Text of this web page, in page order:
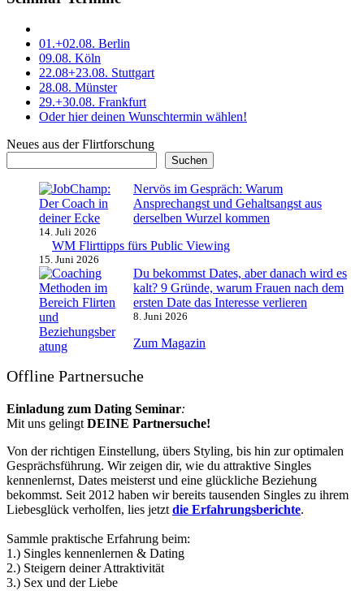
01.+02.08. Berlin
09.08. Köln
22.08+23.08. Stuttgart
28.08. Münster
29.+30.08. Frankfurt
Oder hier deinen Wunschtermin wählen!
Neues aus der Flirtforschung
Suchen
Nervös im Gespräch: Warum
Ansprechangst und Gehaltsangst aus
derselben Wurzel kommen
14. Juli 2026
WM Flirttipps fürs Public Viewing
15. Juni 2026
Du bekommst Dates, aber danach wird es
kalt? 9 Gründe, warum Frauen nach dem
ersten Date das Interesse verlieren
8. Juni 2026
Zum Magazin
Offline Partnersuche
Einladung zum Dating Seminar:
Mit uns gelingt DEINE Partnersuche!
Von der richtigen Einstellung, übers Styling, bis hin zur optimalen
Gesprächsführung. Wir zeigen dir, wie du attraktive Singles
kennenlernst, Dates meisterst und eine glückliche Beziehung
bekommst. Seit 2012 haben wir bereits tausenden Singles zu ihrem
Liebesglück verholfen, lies jetzt die Erfahrungsberichte.
Sammle praktische Erfahrung beim:
1.) Singles kennenlernen & Dating
2.) Steigern deiner Attraktivität
3.) Sex und der Liebe